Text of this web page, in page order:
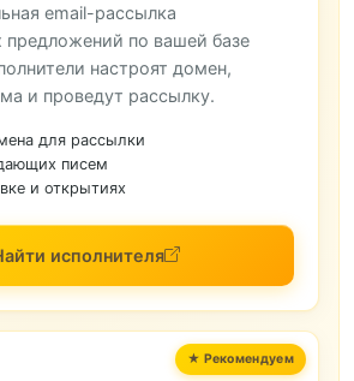
email-рассылка
предложений по вашей базе
настроят домен,
и проведут рассылку.
для рассылки
писем
и открытиях
исполнителя